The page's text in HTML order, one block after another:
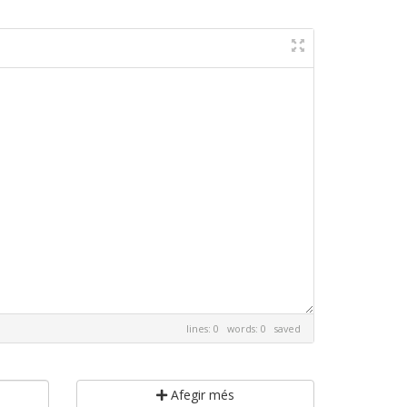
lines: 0 words: 0 saved
Afegir més